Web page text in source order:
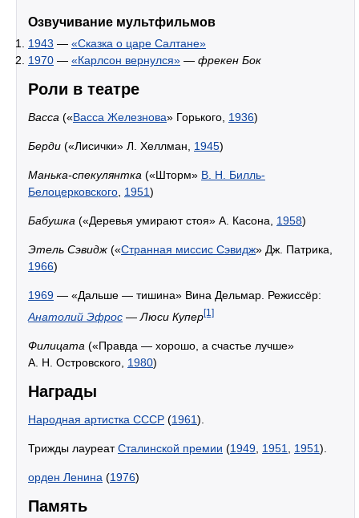
Озвучивание мультфильмов
1943 — «Сказка о царе Салтане»
1970 — «Карлсон вернулся» — фрекен Бок
Роли в театре
Васса («Васса Железнова» Горького, 1936)
Берди («Лисички» Л. Хеллман, 1945)
Манька-спекулянтка («Шторм» В. Н. Билль-
Белоцерковского 1951)
Бабушка («Деревья умирают стоя» А. Касона, 1958)
Этель Сэвидж («Странная миссис Сэвидж» Дж. Патрика,
1966)
1969 — «Дальше — тишина» Вина Дельмар. Режиссёр:
Анатолий Эфрос — Люси Купер[1]
Филицата («Правда — хорошо, а счастье лучше»
А. Н. Островского, 1980)
Награды
Народная артистка СССР (1961).
Трижды лауреатСталинской премии (1949 1951 1951).
орден Ленина (1976)
Память